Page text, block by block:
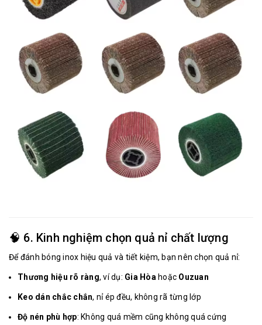
🧠 6. Kinh nghiệm chọn quả nỉ chất lượng
Để đánh bóng inox hiệu quả và tiết kiệm, bạn nên chọn quả nỉ:
Thương hiệu rõ ràng, ví dụ: Gia Hòa hoặc Ouzuan
Keo dán chắc chắn, nỉ ép đều, không rã từng lớp
Độ nén phù hợp: Không quá mềm cũng không quá cứng